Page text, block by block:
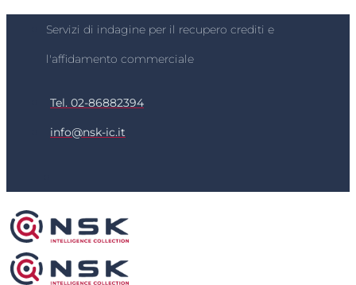
Servizi di indagine per il recupero crediti e
l'affidamento commerciale
Tel. 02-86882394
info@nsk-ic.it